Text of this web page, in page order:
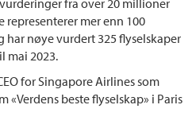
fra over 20 millioner
representerer mer enn 100
nøye vurdert 325 flyselskaper
mai 2023.
for Singapore Airlines som
«Verdens beste flyselskap» i Paris